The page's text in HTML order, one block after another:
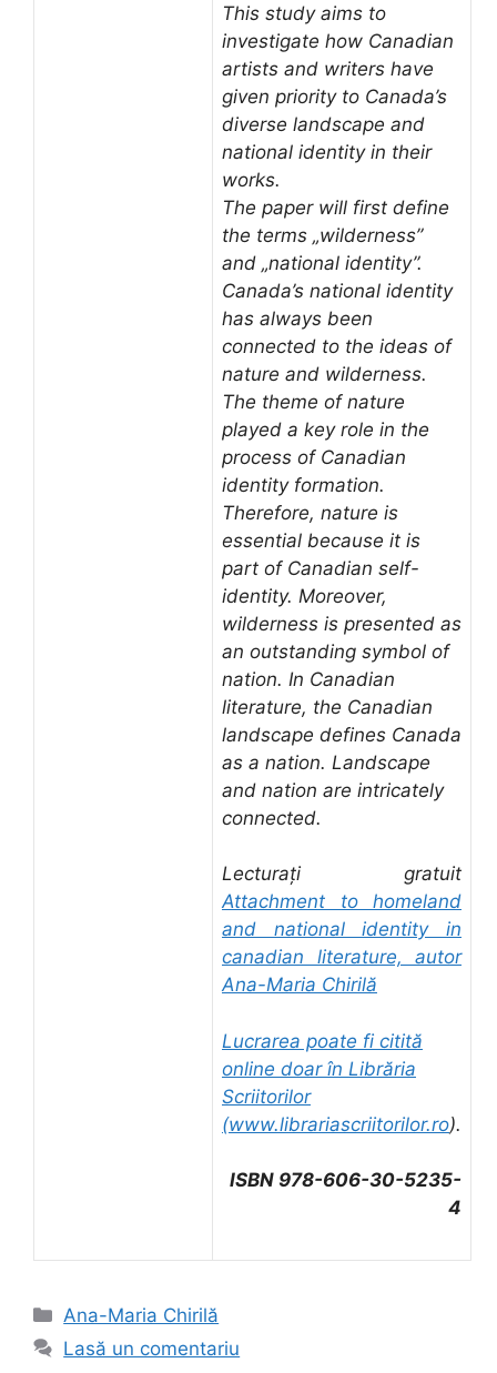
This study aims to
investigate how Canadian
artists and writers have
given priority to Canada’s
diverse landscape and
national identity in their
works.
The paper will first define
the terms „wilderness”
and „national identity”.
Canada’s national identity
has always been
connected to the ideas of
nature and wilderness.
The theme of nature
played a key role in the
process of Canadian
identity formation.
Therefore, nature is
essential because it is
part of Canadian self-
identity. Moreover,
wilderness is presented as
an outstanding symbol of
nation. In Canadian
literature, the Canadian
landscape defines Canada
as a nation. Landscape
and nation are intricately
connected.
Lecturați gratuit
Attachment to homeland
and national identity in
canadian literature, autor
Ana-Maria Chirilă
Lucrarea poate fi citită
online doar în Librăria
Scriitorilor
(www.librariascriitorilor.ro).
ISBN 978-606-30-5235-
4
Categorii
Ana-Maria Chirilă
Lasă un comentariu